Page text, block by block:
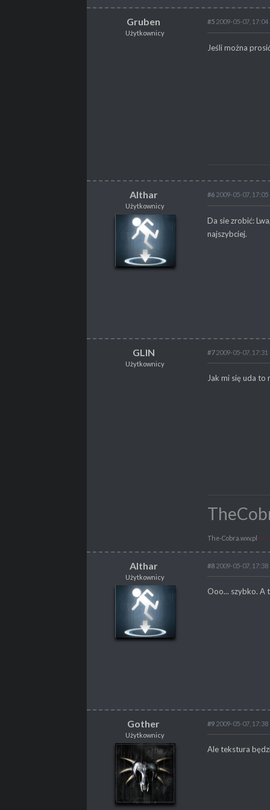
Gruben
Użytkownicy
#5 2009-05-07, 17:04
Jeśli można
Althar
Althar
Użytkownicy
Użytkownicy
#6 2009-05-07, 17:05
Da sie zrobić:
najszybciej.
GLIN
Użytkownicy
#72009-05-07, 17:31
Jak mi się uda to
The-Cobra.wxv.pl
Althar
Althar
Użytkownicy
#8 2009-05-07, 17:38
Ooo... szybko. A
Gother
Gother
Użytkownicy
Nieskromny Mistrz Gothica
Użytkownicy
#9 2009-05-07, 17:38
Ale tekstura